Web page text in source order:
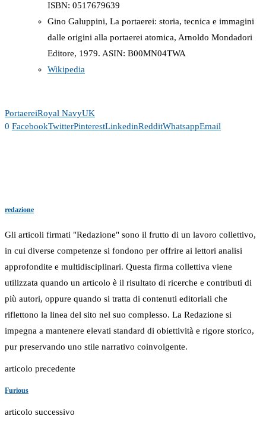
ISBN: 0517679639
Gino Galuppini, La portaerei: storia, tecnica e immagini
dalle origini alla portaerei atomica, Arnoldo Mondadori
Editore, 1979. ASIN: B00MN04TWA
Wikipedia
PortaereiRoyal NavyUK
0 FacebookTwitterPinterestLinkedinRedditWhatsappEmail
redazione
Gli articoli firmati "Redazione" sono il frutto di un lavoro collettivo,
in cui diverse competenze si fondono per offrire ai lettori analisi
approfondite e multidisciplinari. Questa firma collettiva viene
utilizzata quando un articolo è il risultato di ricerche e contributi di
più autori, oppure quando si tratta di contenuti editoriali che
riflettono la linea del sito nel suo complesso. La Redazione si
impegna a mantenere elevati standard di obiettività e rigore storico,
pur preservando uno stile narrativo coinvolgente.
articolo precedente
Furious
articolo successivo